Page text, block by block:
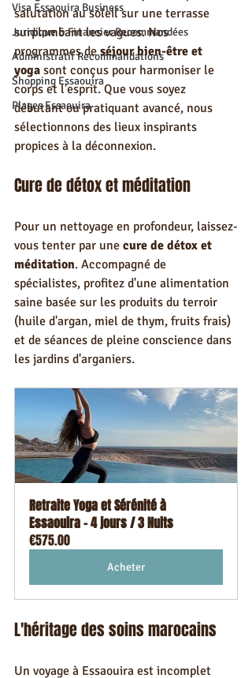
Visa Essaouira Business
Juridique & Financier Recommandées
Administratif Recommandations
Shopping Essaouira
Plages Essaouira
salutation au soleil sur une terrasse
surplombant les vagues. Nos
programmes de séjour bien-être et
yoga sont conçus pour harmoniser le
corps et l'esprit. Que vous soyez
débutant ou pratiquant avancé, nous
sélectionnons des lieux inspirants
propices à la déconnexion.
Cure de détox et méditation
Pour un nettoyage en profondeur, laissez-
vous tenter par une cure de détox et
méditation. Accompagné de
spécialistes, profitez d'une alimentation
saine basée sur les produits du terroir
(huile d'argan, miel de thym, fruits frais)
et de séances de pleine conscience dans
les jardins d'arganiers.
Retraite Yoga et Sérénité à
Essaouira - 4 jours / 3 Nuits
€575.00
Acheter
L'héritage des soins marocains
Un voyage à Essaouira est incomplet